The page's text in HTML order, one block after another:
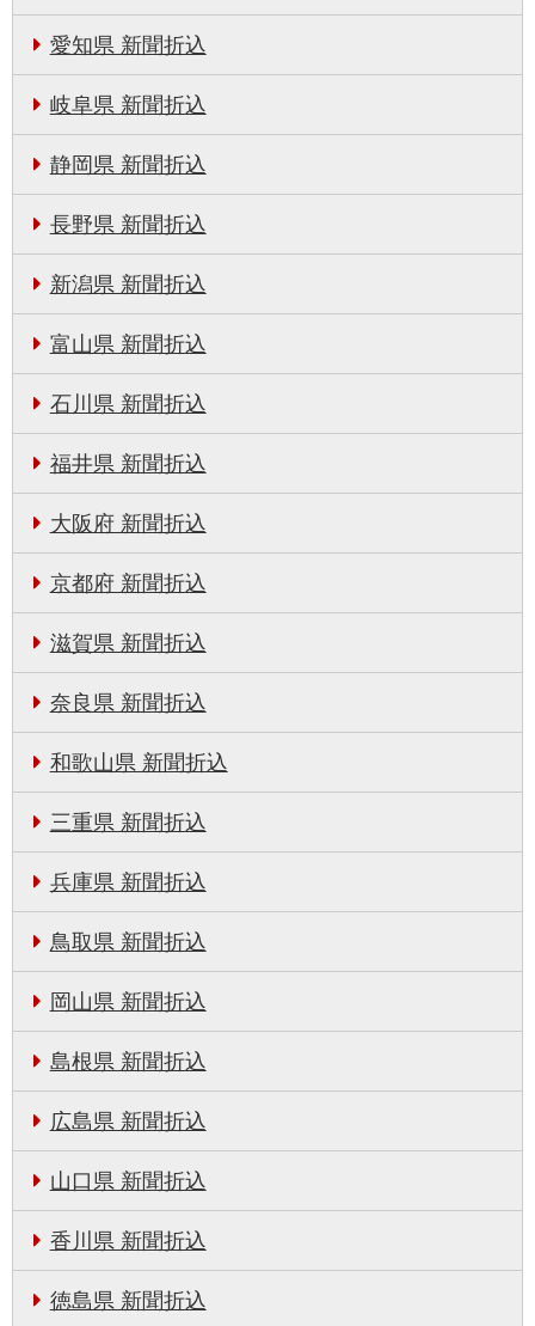
愛知県 新聞折込
岐阜県 新聞折込
静岡県 新聞折込
長野県 新聞折込
新潟県 新聞折込
富山県 新聞折込
石川県 新聞折込
福井県 新聞折込
大阪府 新聞折込
京都府 新聞折込
滋賀県 新聞折込
奈良県 新聞折込
和歌山県 新聞折込
三重県 新聞折込
兵庫県 新聞折込
鳥取県 新聞折込
岡山県 新聞折込
島根県 新聞折込
広島県 新聞折込
山口県 新聞折込
香川県 新聞折込
徳島県 新聞折込